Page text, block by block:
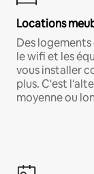
Locations
Des
le wifi et les
vous installer
plus. C'est
moyenne ou